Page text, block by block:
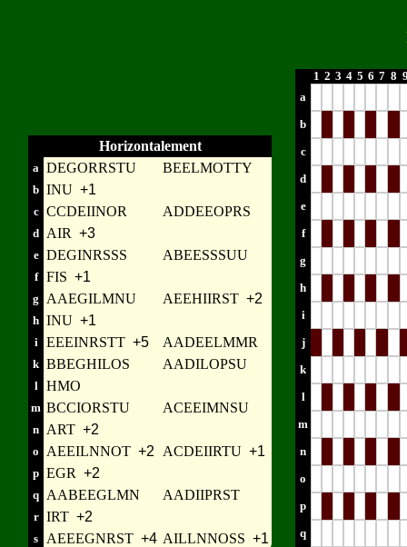
Horizontalement
a DEGORRSTU BEELMOTTY
b INU +1
c CCDEIINOR ADDEEOPRS
d AIR +3
e DEGINRSSS ABEESSSUU
f FIS +1
g AAEGILMNU AEEHIIRST +2
h INU +1
i EEEINRSTT +5 AADEELMMR
k BBEGHILOS AADILOPSU
l HMO
m BCCIORSTU ACEEIMNSU
n ART +2
o AEEILNNOT +2 ACDEIIRTU +1
p EGR +2
q AABEEGLMN AADIIPRST
r IRT +2
s AEEEGNRST +4 AILLNNOSS +1
1 2 3 4 5 6 7 8
a
b
c
d
e
f
g
h
i
j
k
l
m
n
o
p
q